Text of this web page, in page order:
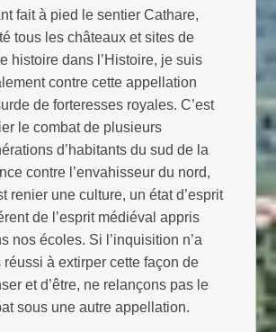
fait à pied le sentier Cathare,
tous les châteaux et sites de
histoire dans l’Histoire, je suis
contre cette appellation
de forteresses royales. C’est
le combat de plusieurs
d’habitants du sud de la
contre l’envahisseur du nord,
renier une culture, un état d’esprit
de l’esprit médiéval appris
nos écoles. Si l’inquisition n’a
réussi à extirper cette façon de
et d’être, ne relançons pas le
sous une autre appellation.